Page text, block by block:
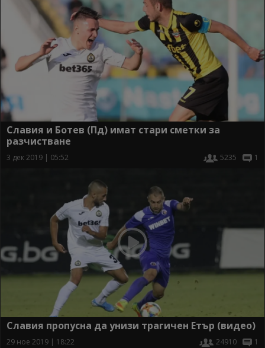
Славия и Ботев (Пд) имат стари сметки за
разчистване
3 дек 2019 | 05:52 5235 1
Славия пропусна да унизи трагичен Етър (видео)
29 ное 2019 | 18:22 24910 1